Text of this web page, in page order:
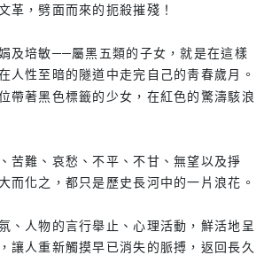
革，劈面而來的扼殺摧殘！
及培敏──屬黑五類的子女，就是在這樣
人性至暗的隧道中走完自己的靑春歲月。
帶著黑色標籤的少女，在紅色的驚濤駭浪
苦難、哀愁、不平、不甘、無望以及掙
而化之，都只是歷史長河中的一片浪花。
、人物的言行舉止、心理活動，鮮活地呈
讓人重新觸摸早已消失的脈搏，返回長久